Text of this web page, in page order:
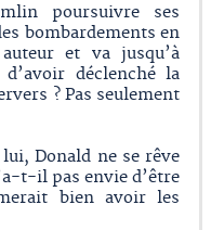
poursuivre ses
bombardements en
et va jusqu’à
déclenché la
? Pas seulement
Donald ne se rêve
t-il pas envie d’être
bien avoir les